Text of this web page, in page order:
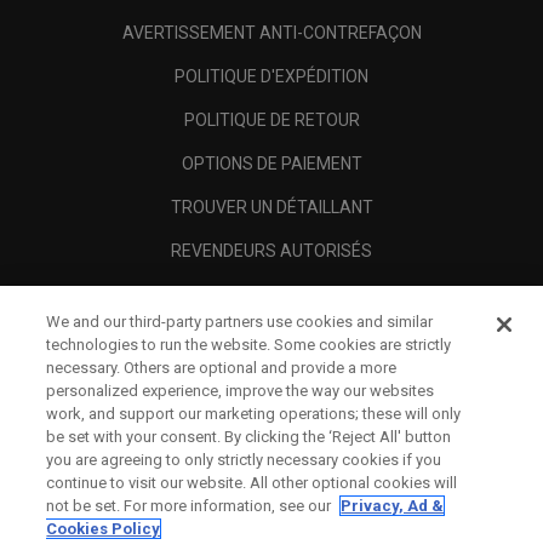
AVERTISSEMENT ANTI-CONTREFAÇON
POLITIQUE D'EXPÉDITION
POLITIQUE DE RETOUR
OPTIONS DE PAIEMENT
TROUVER UN DÉTAILLANT
REVENDEURS AUTORISÉS
A PROPOS
MENTIONS LÉGALES
We and our third-party partners use cookies and similar
technologies to run the website. Some cookies are strictly
necessary. Others are optional and provide a more
personalized experience, improve the way our websites
work, and support our marketing operations; these will only
be set with your consent. By clicking the ‘Reject All' button
you are agreeing to only strictly necessary cookies if you
continue to visit our website. All other optional cookies will
not be set. For more information, see our Privacy, Ad &
Cookies Policy